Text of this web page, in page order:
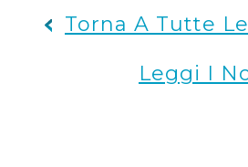
Torna A Tutte
Leggi I